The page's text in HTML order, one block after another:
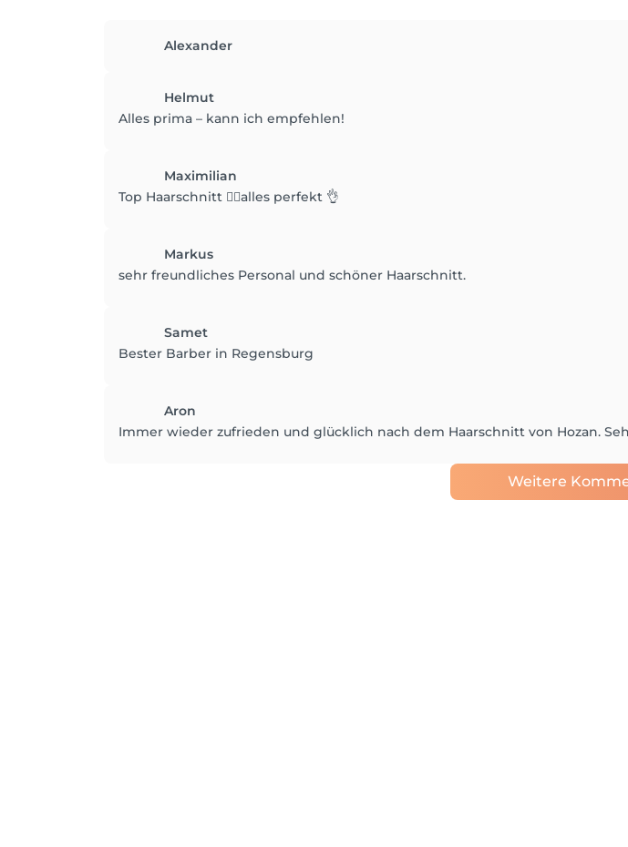
Alexander
Helmut
Alles prima – kann ich empfehlen!
Maximilian
Top Haarschnitt 💇‍♂️alles perfekt 👌
Markus
sehr freundliches Personal und schöner Haarschnitt.
Samet
Bester Barber in Regensburg
Aron
Immer wieder zufrieden und glücklich nach dem Haarschnitt von Hozan.
Weitere